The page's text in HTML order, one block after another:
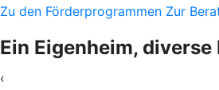
Zu den Förderprogrammen Zur
Ein Eigenheim,
‹